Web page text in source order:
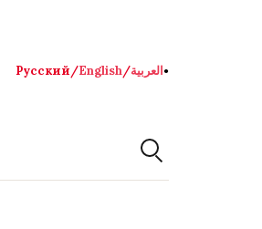
Русский/English/العربية●